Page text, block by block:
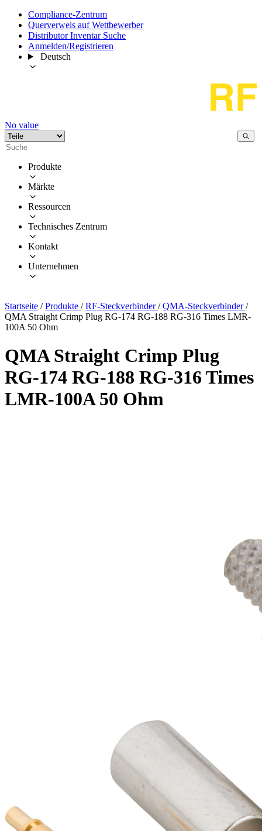
Compliance-Zentrum
Querverweis auf Wettbewerber
Distributor Inventar Suche
Anmelden/Registrieren
Deutsch
No value
Produkte
Märkte
Ressourcen
Technisches Zentrum
Kontakt
Unternehmen
Startseite / Produkte / RF-Steckverbinder/ QMA-Steckverbinder/
QMA Straight Crimp Plug RG-174 RG-188 RG-316 Times LMR-
100A 50 Ohm
QMA Straight Crimp Plug
RG-174 RG-188 RG-316 Times
LMR-100A 50 Ohm